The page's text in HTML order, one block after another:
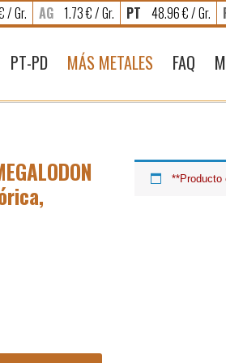
/ Gr. AG 1.73 € / Gr. PT 48.96 € / Gr.
PT-PD MÁS METALES FAQ
**Producto